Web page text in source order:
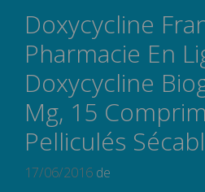
Doxycycline
Pharmacie En
Doxycycline
Mg, 15
Pelliculés
17/06/2016 de